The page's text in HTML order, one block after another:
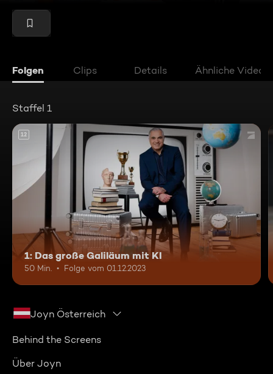
Folgen Clips Details Ähnliche Videos
Staffel 1
12
1: Das große Galiläum mit KI
50 Min. Folge vom 01.12.2023
Joyn Österreich
Behind the Screens
Über Joyn